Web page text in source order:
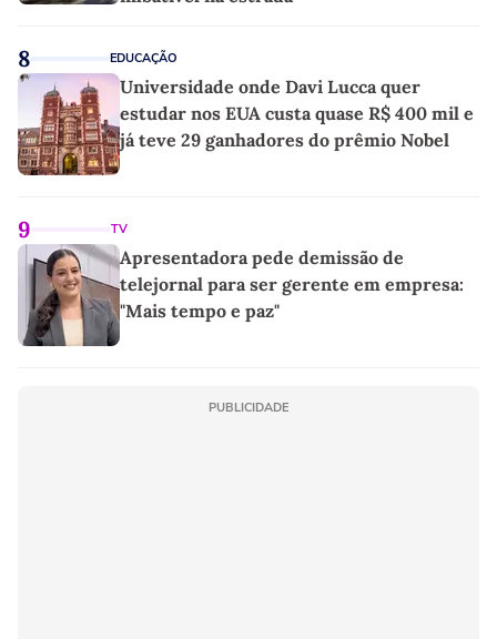
8 EDUCAÇÃO
Universidade onde Davi Lucca quer
estudar nos EUA custa quase R$ 400 mil e
já teve 29 ganhadores do prêmio Nobel
9 TV
Apresentadora pede demissão de
telejornal para ser gerente em empresa:
"Mais tempo e paz"
PUBLICIDADE